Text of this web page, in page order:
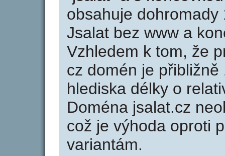
obsahuje
Jsalat bez www a
Vzhledem k tom, že
cz domén je
hlediska délky o
Doména jsalat.cz
což je výhoda oproti
variantám.